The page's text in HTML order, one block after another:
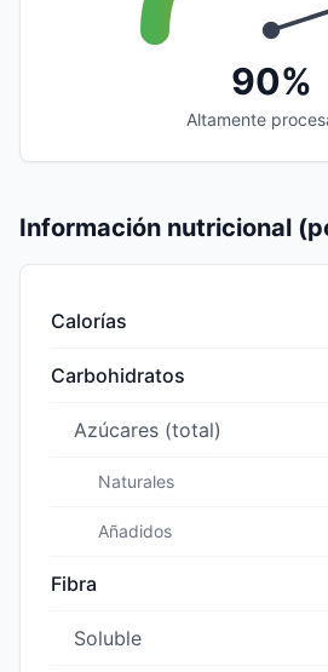
90%
Altamente
Información nutricional
Calorías
Carbohidratos
Azúcares (total)
Naturales
Añadidos
Fibra
Soluble